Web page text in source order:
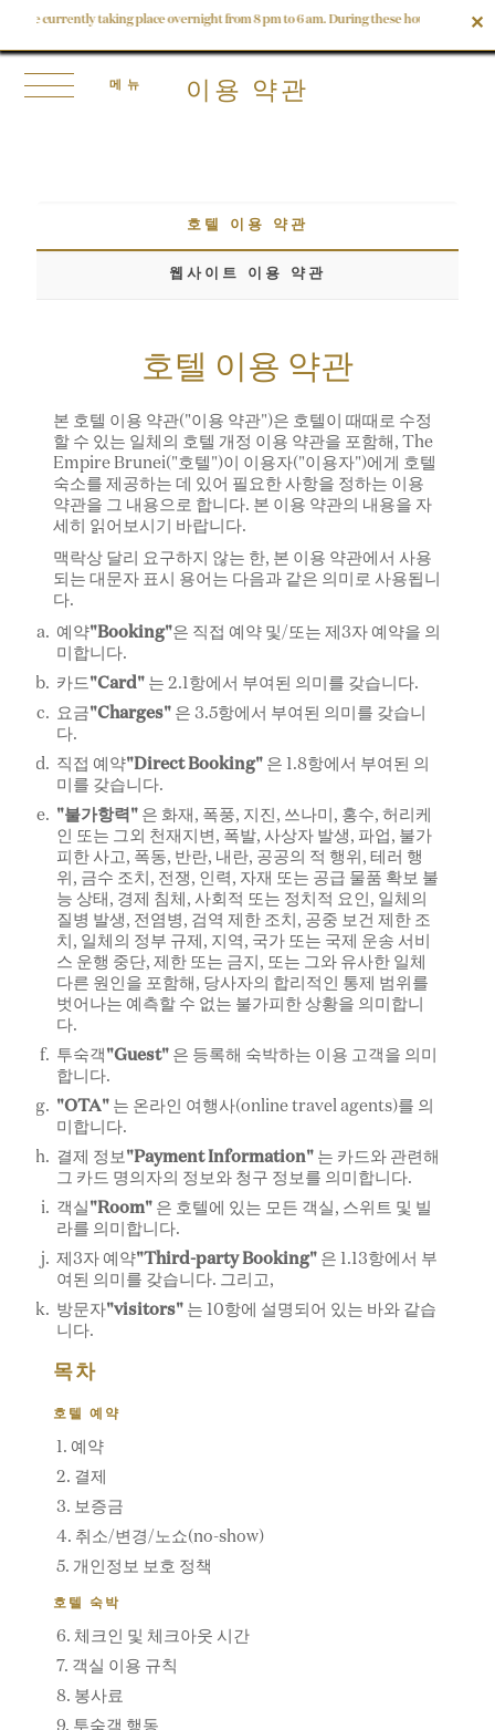
taking place overnight from 8 pm to 6 am. During these hours, Levels 1 and 2, ✕
이용 약관
호텔 이용 약관
웹사이트 이용 약관
호텔 이용 약관
본 호텔 이용 약관("이용 약관")은 호텔이 때때로 수정
할 수 있는 일체의 호텔 개정 이용 약관을 포함해, The
Empire Brunei("호텔")이 이용자("이용자")에게 호텔
숙소를 제공하는 데 있어 필요한 사항을 정하는 이용
약관을 그 내용으로 합니다. 본 이용 약관의 내용을 자
세히 읽어보시기 바랍니다.
맥락상 달리 요구하지 않는 한, 본 이용 약관에서 사용
되는 대문자 표시 용어는 다음과 같은 의미로 사용됩니
다.
예약"Booking"은 직접 예약 및/또는 제3자 예약을 의
미합니다.
카드"Card" 는 2.1항에서 부여된 의미를 갖습니다.
요금"Charges" 은 3.5항에서 부여된 의미를 갖습니
다.
직접 예약"Direct Booking" 은 1.8항에서 부여된 의
미를 갖습니다.
"불가항력" 은 화재, 폭풍, 지진, 쓰나미, 홍수, 허리케
인 또는 그외 천재지변, 폭발, 사상자 발생, 파업, 불가
피한 사고, 폭동, 반란, 내란, 공공의 적 행위, 테러 행
위, 금수 조치, 전쟁, 인력, 자재 또는 공급 물품 확보 불
능 상태, 경제 침체, 사회적 또는 정치적 요인, 일체의
질병 발생, 전염병, 검역 제한 조치, 공중 보건 제한 조
치, 일체의 정부 규제, 지역, 국가 또는 국제 운송 서비
스 운행 중단, 제한 또는 금지, 또는 그와 유사한 일체
다른 원인을 포함해, 당사자의 합리적인 통제 범위를
벗어나는 예측할 수 없는 불가피한 상황을 의미합니
다.
투숙객 "Guest" 은 등록해 숙박하는 이용 고객을 의미
합니다.
"OTA" 는 온라인 여행사(online travel agents)를 의
미합니다.
결제 정보"Payment Information" 는 카드와 관련해
그 카드 명의자의 정보와 청구 정보를 의미합니다.
객실 "Room" 은 호텔에 있는 모든 객실, 스위트 및 빌
라를 의미합니다.
제3자 예약"Third-party Booking" 은 1.13항에서 부
여된 의미를 갖습니다. 그리고,
방문자"visitors" 는 10항에 설명되어 있는 바와 같습
니다.
목차
호텔 예약
1. 예약
2. 결제
3. 보증금
4. 취소/변경/노쇼(no-show)
5. 개인정보 보호 정책
호텔 숙박
6. 체크인 및 체크아웃 시간
7. 객실 이용 규칙
8. 봉사료
9. 투숙객 행동